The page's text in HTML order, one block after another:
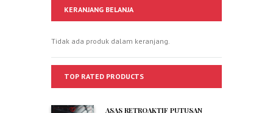
KERANJANG BELANJA
Tidak ada produk dalam keranjang.
TOP RATED PRODUCTS
ASAS RETROAKTIF PUTUSAN